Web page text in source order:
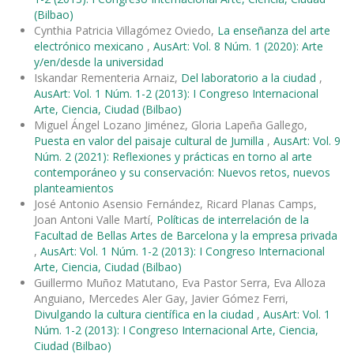
(Bilbao)
Cynthia Patricia Villagómez Oviedo, La enseñanza del arte
electrónico mexicano , AusArt: Vol. 8 Núm. 1 (2020): Arte
y/en/desde la universidad
Iskandar Rementeria Arnaiz, Del laboratorio a la ciudad ,
AusArt: Vol. 1 Núm. 1-2 (2013): I Congreso Internacional
Arte, Ciencia, Ciudad (Bilbao)
Miguel Ángel Lozano Jiménez, Gloria Lapeña Gallego,
Puesta en valor del paisaje cultural de Jumilla , AusArt: Vol. 9
Núm. 2 (2021): Reflexiones y prácticas en torno al arte
contemporáneo y su conservación: Nuevos retos, nuevos
planteamientos
José Antonio Asensio Fernández, Ricard Planas Camps,
Joan Antoni Valle Martí, Políticas de interrelación de la
Facultad de Bellas Artes de Barcelona y la empresa privada
, AusArt: Vol. 1 Núm. 1-2 (2013): I Congreso Internacional
Arte, Ciencia, Ciudad (Bilbao)
Guillermo Muñoz Matutano, Eva Pastor Serra, Eva Alloza
Anguiano, Mercedes Aler Gay, Javier Gómez Ferri,
Divulgando la cultura científica en la ciudad , AusArt: Vol. 1
Núm. 1-2 (2013): I Congreso Internacional Arte, Ciencia,
Ciudad (Bilbao)